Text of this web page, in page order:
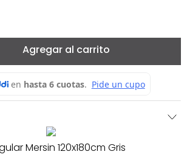
Agregar al carrito
Mersin 120x180cm Gris